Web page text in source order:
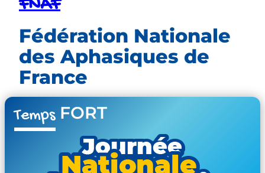
FNAF
Fédération Nationale
des Aphasiques de
France
TempsFORT